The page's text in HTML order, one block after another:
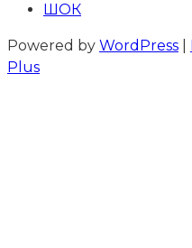
ШОК
Powered by WordPress
Plus